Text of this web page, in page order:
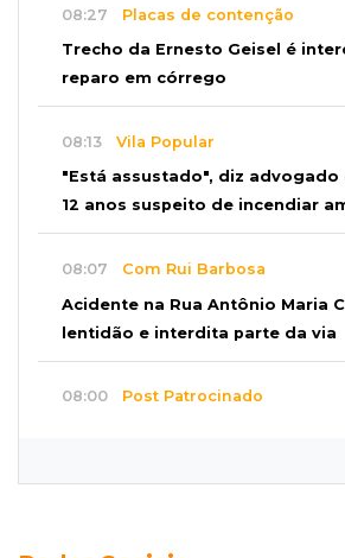
08:27 Placas de contenção
Trecho da Ernesto Geisel é
reparo em córrego
08:13 Vila Popular
"Está assustado", diz
12 anos suspeito de incendiar
08:07 Com Rui Barbosa
Acidente na Rua Antônio Maria
lentidão e interdita parte da via
08:00 Post Patrocinado